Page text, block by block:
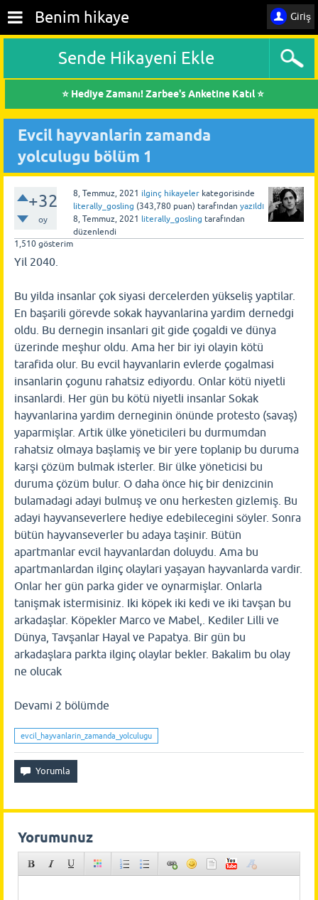
Giriş
Benim hikaye
Sende Hikayeni Ekle
⭐ Hediye Zamanı! Zarbee's Anketine Katıl ⭐
Evcil hayvanlarin zamanda
yolculugu bölüm 1
+32
oy
1,510 gösterim
8, Temmuz, 2021 ilginç hikayeler kategorisinde
literally_gosling (343,780 puan) tarafından yazıldı
8, Temmuz, 2021 literally_gosling tarafından
düzenlendi
Yil 2040.
Bu yilda insanlar çok siyasi dercelerden yükseliş yaptilar.
En başarili görevde sokak hayvanlarina yardim dernedgi
oldu. Bu dernegin insanlari git gide çogaldi ve dünya
üzerinde meşhur oldu. Ama her bir iyi olayin kötü
tarafida olur. Bu evcil hayvanlarin evlerde çogalmasi
insanlarin çogunu rahatsiz ediyordu. Onlar kötü niyetli
insanlardi. Her gün bu kötü niyetli insanlar Sokak
hayvanlarina yardim derneginin önünde protesto (savaş)
yaparmişlar. Artik ülke yöneticileri bu durmumdan
rahatsiz olmaya başlamiş ve bir yere toplanip bu duruma
karşi çözüm bulmak isterler. Bir ülke yöneticisi bu
duruma çözüm bulur. O daha önce hiç bir denizcinin
bulamadagi adayi bulmuş ve onu herkesten gizlemiş. Bu
adayi hayvanseverlere hediye edebilecegini söyler. Sonra
bütün hayvanseverler bu adaya taşinir. Bütün
apartmanlar evcil hayvanlardan doluydu. Ama bu
apartmanlardan ilginç olaylari yaşayan hayvanlarda vardir.
Onlar her gün parka gider ve oynarmişlar. Onlarla
tanişmak istermisiniz. Iki köpek iki kedi ve iki tavşan bu
arkadaşlar. Köpekler Marco ve Mabel,. Kediler Lilli ve
Dünya, Tavşanlar Hayal ve Papatya. Bir gün bu
arkadaşlara parkta ilginç olaylar bekler. Bakalim bu olay
ne olucak
Devami 2 bölümde
evcil_hayvanlarin_zamanda_yolculugu
Yorumunuz